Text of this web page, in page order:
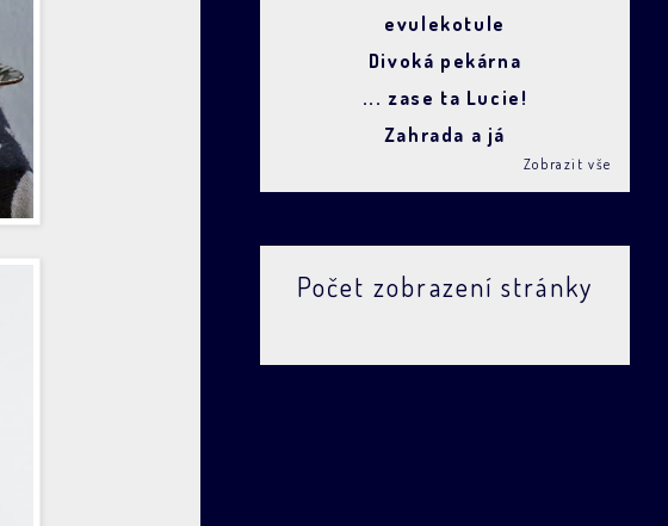
evulekotule
Divoká pekárna
... zase ta Lucie!
Zahrada a já
Zobrazit vše
Počet zobrazení stránky